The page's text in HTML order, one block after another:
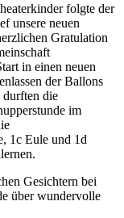
folgte der
unsere neuen
Gratulation
in einen neuen
der Ballons
durften die
im
1c Eule und 1d
Gesichtern bei
über wundervolle